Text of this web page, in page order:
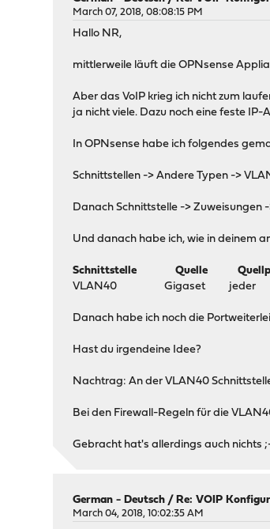
March 07, 2018, 08:08:15 PM
Hallo NR,
mittlerweile läuft die OPNsense
Aber das VoIP krieg ich nicht zum
ja nicht viele. Dazu noch eine feste IP-
In OPNsense habe ich folgendes
Schnittstellen -> Andere Typen ->
Danach Schnittstelle -> Zuweisungen
Und danach habe ich, wie in deinem
Schnittstelle Quelle
VLAN40 Gigaset jeder
Danach habe ich noch die
Hast du irgendeine Idee?
Nachtrag: An der VLAN40
Bei den Firewall-Regeln für die
Gebracht hat's allerdings auch nichts
German - Deutsch /Re: VOIP
March 04, 2018, 10:02:35 AM